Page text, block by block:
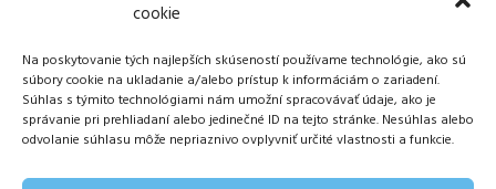
cookie
Na poskytovanie tých najlepších skúseností používame technológie, ako sú
súbory cookie na ukladanie a/alebo prístup k informáciám o zariadení.
Súhlas s týmito technológiami nám umožní spracovávať údaje, ako je
správanie pri prehliadaní alebo jedinečné ID na tejto stránke. Nesúhlas alebo
odvolanie súhlasu môže nepriaznivo ovplyvniť určité vlastnosti a funkcie.
Dušan Pytel P a P
ŠM Stráže
058 01 Poprad
Tel.: +421 905 311 248